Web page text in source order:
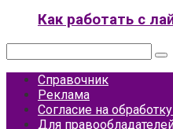
Как работать с
Справочник
Реклама
Согласие на
Для